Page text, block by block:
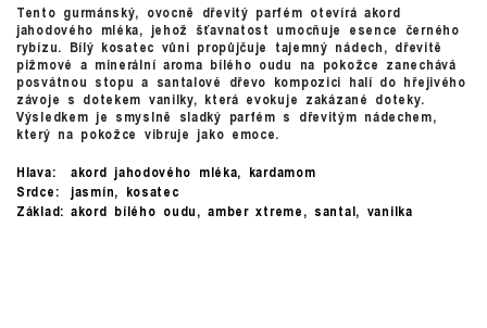
Tento gurmánský, ovocně dřevitý parfém otevírá akord
jahodového mléka, jehož šťavnatost umocňuje esence černého
rybízu. Bílý kosatec vůni propůjčuje tajemný nádech, dřevitě
pižmové a minerální aroma bílého oudu na pokožce zanechává
posvátnou stopu a santalové dřevo kompozici halí do hřejivého
závoje s dotekem vanilky, která evokuje zakázané doteky.
Výsledkem je smyslně sladký parfém s dřevitým nádechem,
který na pokožce vibruje jako emoce.
Hlava:
akord jahodového mléka, kardamom
Srdce:
jasmín, kosatec
Základ: akord bílého oudu, amber xtreme, santal, vanilka